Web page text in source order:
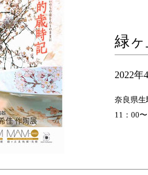
緑
2022年
奈良県生
11：00